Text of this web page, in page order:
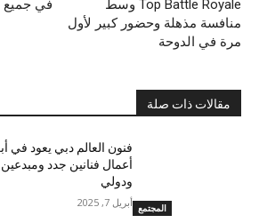
في جميع
Top Battle Royale وسط
منافسة مذهلة وحضور كبير لأول
مرة في الدوحة
مقالات ذات صلة
المجتمع
أعمال فنانين جدد
ودولي
أبريل 7, 2025